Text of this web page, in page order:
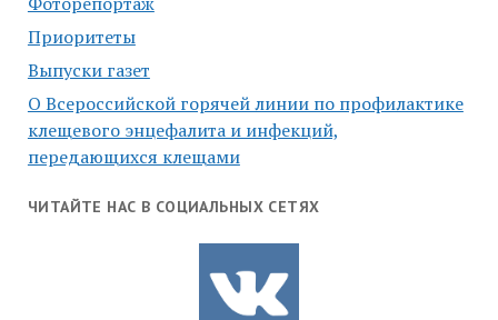
Приоритеты
Выпуски газет
О Всероссийской горячей линии по профилактике
клещевого энцефалита и инфекций,
передающихся клещами
ЧИТАЙТЕ НАС В СОЦИАЛЬНЫХ СЕТЯХ